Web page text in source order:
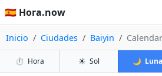
🇪🇸 Hora.now
Inicio Ciudades Baiyin
⏱️ Hora ☀️ Sol 🌙 Luna